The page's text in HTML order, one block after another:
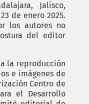
Jalisco,
de enero 2025.
los autores no
del editor
la reproducción
e imágenes de
Centro de
el Desarrollo